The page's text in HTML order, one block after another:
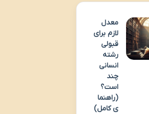
معدل
لازم برای
قبولی
رشته
انسانی
چند
است؟
(راهنما
ی کامل)